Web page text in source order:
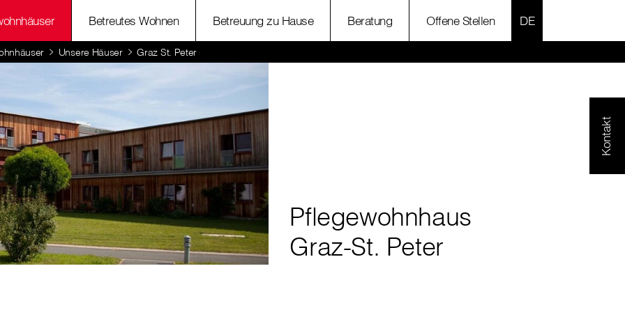
Betreutes Wohnen Betreuung zu Hause Beratung Offene Stellen SPRACHE
Unsere Häuser Graz St. Peter
Kontakt
Pflegewohnhaus
Graz-St. Peter